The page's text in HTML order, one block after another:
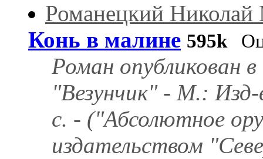
Романецкий
Конь в малине 595k
Роман опубликован
"Везунчик" - М.:
с. - ("Абсолютное
издательством